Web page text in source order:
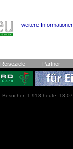
weitere
Reiseziele Partner
Besucher: 1.913 heute,